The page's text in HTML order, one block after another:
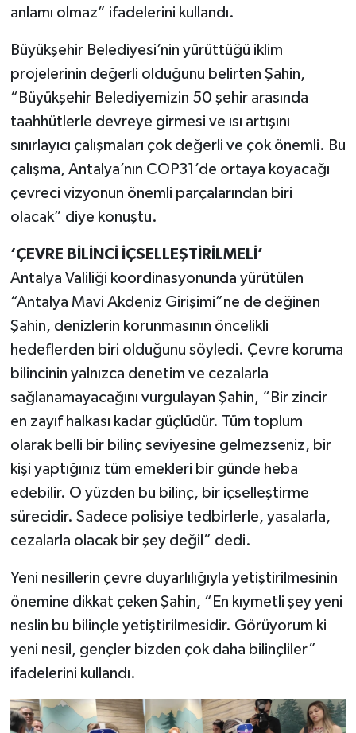
anlamı olmaz” ifadelerini kullandı.
Büyükşehir Belediyesi’nin yürüttüğü iklim
projelerinin değerli olduğunu belirten Şahin,
“Büyükşehir Belediyemizin 50 şehir arasında
taahhütlerle devreye girmesi ve ısı artışını
sınırlayıcı çalışmaları çok değerli ve çok önemli. Bu
çalışma, Antalya’nın COP31’de ortaya koyacağı
çevreci vizyonun önemli parçalarından biri
olacak” diye konuştu.
‘ÇEVRE BİLİNCİ İÇSELLEŞTİRİLMELİ’
Antalya Valiliği koordinasyonunda yürütülen
“Antalya Mavi Akdeniz Girişimi”ne de değinen
Şahin, denizlerin korunmasının öncelikli
hedeflerden biri olduğunu söyledi. Çevre koruma
bilincinin yalnızca denetim ve cezalarla
sağlanamayacağını vurgulayan Şahin, “Bir zincir
en zayıf halkası kadar güçlüdür. Tüm toplum
olarak belli bir bilinç seviyesine gelmezseniz, bir
kişi yaptığınız tüm emekleri bir günde heba
edebilir. O yüzden bu bilinç, bir içselleştirme
sürecidir. Sadece polisiye tedbirlerle, yasalarla,
cezalarla olacak bir şey değil” dedi.
Yeni nesillerin çevre duyarlılığıyla yetiştirilmesinin
önemine dikkat çeken Şahin, “En kıymetli şey yeni
neslin bu bilinçle yetiştirilmesidir. Görüyorum ki
yeni nesil, gençler bizden çok daha bilinçliler”
ifadelerini kullandı.